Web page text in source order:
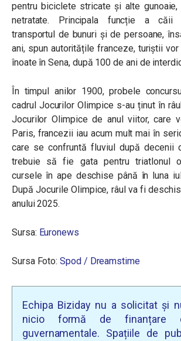
pentru biciclete stricate și alte gunoaie,
netratate. Principala funcție a căii
transportul de bunuri și de persoane,
ani, spun autoritățile franceze, turiștii
înoate în Sena, după 100 de ani de
În timpul anilor 1900, probele
cadrul Jocurilor Olimpice s-au ținut în
Jocurilor Olimpice de anul viitor, care
Paris, francezii iau acum mult mai în
care se confruntă fluviul după decenii
trebuie să fie gata pentru triatlonul
cursele în ape deschise până în luna
După Jocurile Olimpice, râul va fi
anului 2025.
Sursa: Euronews
Sursa Foto:Spod / Dreamstime
Echipa Biziday nu a solicitat și
nicio formă de finanțare
guvernamentale. Spațiile de